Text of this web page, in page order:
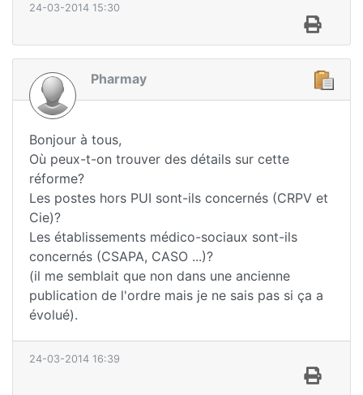
24-03-2014 15:30
Pharmay
Bonjour à tous,
Où peux-t-on trouver des détails sur cette
réforme?
Les postes hors PUI sont-ils concernés (CRPV et
Cie)?
Les établissements médico-sociaux sont-ils
concernés (CSAPA, CASO ...)?
(il me semblait que non dans une ancienne
publication de l'ordre mais je ne sais pas si ça a
évolué).
24-03-2014 16:39